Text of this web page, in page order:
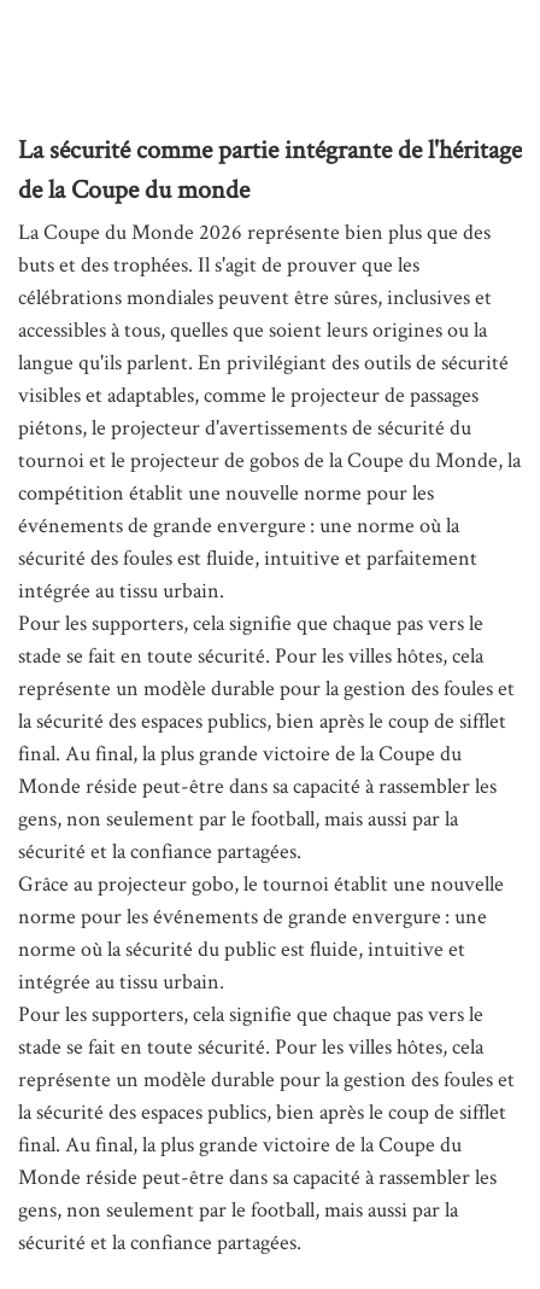
La sécurité comme partie intégrante de l'héritage
de la Coupe du monde
La Coupe du Monde 2026 représente bien plus que des
buts et des trophées. Il s'agit de prouver que les
célébrations mondiales peuvent être sûres, inclusives et
accessibles à tous, quelles que soient leurs origines ou la
langue qu'ils parlent. En privilégiant des outils de sécurité
visibles et adaptables, comme le projecteur de passages
piétons, le projecteur d'avertissements de sécurité du
tournoi et le projecteur de gobos de la Coupe du Monde, la
compétition établit une nouvelle norme pour les
événements de grande envergure : une norme où la
sécurité des foules est fluide, intuitive et parfaitement
intégrée au tissu urbain.
Pour les supporters, cela signifie que chaque pas vers le
stade se fait en toute sécurité. Pour les villes hôtes, cela
représente un modèle durable pour la gestion des foules et
la sécurité des espaces publics, bien après le coup de sifflet
final. Au final, la plus grande victoire de la Coupe du
Monde réside peut-être dans sa capacité à rassembler les
gens, non seulement par le football, mais aussi par la
sécurité et la confiance partagées.
Grâce au projecteur gobo, le tournoi établit une nouvelle
norme pour les événements de grande envergure : une
norme où la sécurité du public est fluide, intuitive et
intégrée au tissu urbain.
Pour les supporters, cela signifie que chaque pas vers le
stade se fait en toute sécurité. Pour les villes hôtes, cela
représente un modèle durable pour la gestion des foules et
la sécurité des espaces publics, bien après le coup de sifflet
final. Au final, la plus grande victoire de la Coupe du
Monde réside peut-être dans sa capacité à rassembler les
gens, non seulement par le football, mais aussi par la
sécurité et la confiance partagées.